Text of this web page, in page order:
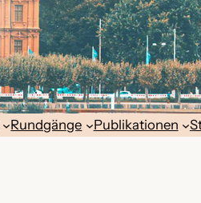
Rundgänge Publikationen